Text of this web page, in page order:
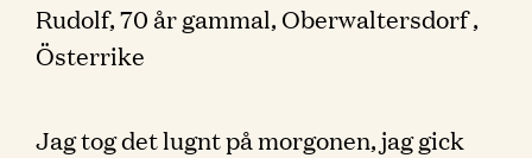
Rudolf, 70 år gammal, Oberwaltersdorf ,
Österrike
Jag tog det lugnt på morgonen, jag gick